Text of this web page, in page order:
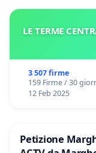
LE TERME
3 507 firme
159 Firme / 30
12 Feb 2025
Petizione